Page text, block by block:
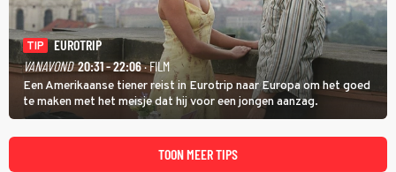
TIP
EUROTRIP
VANAVOND 20:31 - 22:06· FILM
Een Amerikaanse tiener reist in Eurotrip naar Europa om het goed
te maken met het meisje dat hij voor een jongen aanzag.
TOON MEER TIPS